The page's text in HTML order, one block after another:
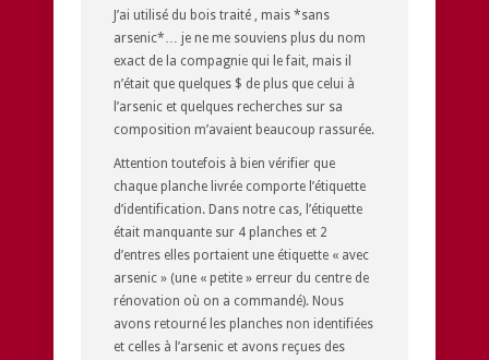
J’ai utilisé du bois traité , mais *sans
arsenic*… je ne me souviens plus du nom
exact de la compagnie qui le fait, mais il
n’était que quelques $ de plus que celui à
l’arsenic et quelques recherches sur sa
composition m’avaient beaucoup rassurée.
Attention toutefois à bien vérifier que
chaque planche livrée comporte l’étiquette
d’identification. Dans notre cas, l’étiquette
était manquante sur 4 planches et 2
d’entres elles portaient une étiquette « avec
arsenic » (une « petite » erreur du centre de
rénovation où on a commandé). Nous
avons retourné les planches non identifiées
et celles à l’arsenic et avons reçues des